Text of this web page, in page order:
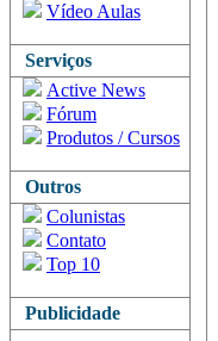
Vídeo Aulas
Serviços
Active News
Fórum
Produtos / Cursos
Outros
Colunistas
Contato
Top 10
Publicidade